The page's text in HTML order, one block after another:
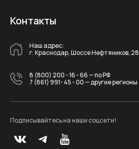
Контакты
Наш адрес:
г. Краснодар, Шоссе Нефтяников, 28
8 (800) 200 - 16 - 66— по РФ
7 (861) 991- 45 - 00— другие регионы
Подписывайтесь на наши соцсети!